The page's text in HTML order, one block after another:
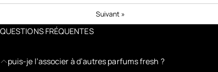
Suivant »
QUESTIONS FRÉQUENTES
puis-je l’associer à d’autres parfums fresh ?